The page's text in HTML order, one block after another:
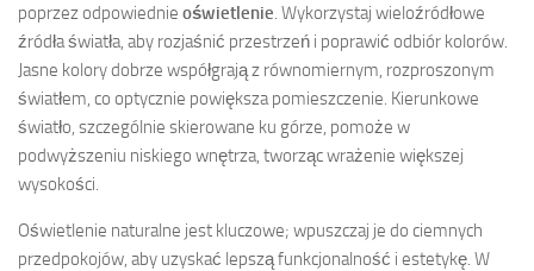
poprzez odpowiednie oświetlenie . Wykorzystaj wieloźródłowe
źródła światła, aby rozjaśnić przestrzeń i poprawić odbiór kolorów.
Jasne kolory dobrze współgrają z równomiernym, rozproszonym
światłem, co optycznie powiększa pomieszczenie. Kierunkowe
światło, szczególnie skierowane ku górze, pomoże w
podwyższeniu niskiego wnętrza, tworząc wrażenie większej
wysokości.
Oświetlenie naturalne jest kluczowe; wpuszczaj je do ciemnych
przedpokojów, aby uzyskać lepszą funkcjonalność i estetykę. W